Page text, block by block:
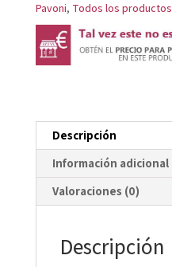
Pavoni, Todos los productos
Descripción
Información adicional
Valoraciones (0)
Descripción